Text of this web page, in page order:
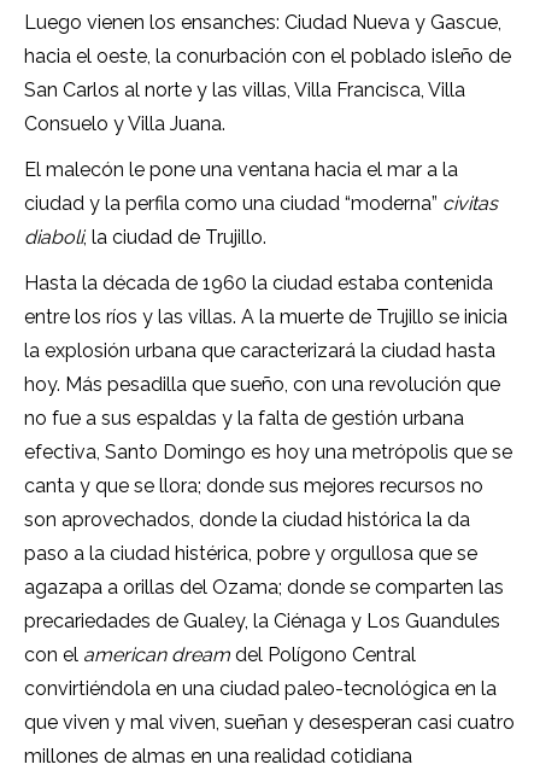
Luego vienen los ensanches: Ciudad Nueva y Gascue,
hacia el oeste, la conurbación con el poblado isleño de
San Carlos al norte y las villas, Villa Francisca, Villa
Consuelo y Villa Juana.
El malecón le pone una ventana hacia el mar a la
ciudad y la perfila como una ciudad “moderna” civitas
diaboli, la ciudad de Trujillo.
Hasta la década de 1960 la ciudad estaba contenida
entre los ríos y las villas. A la muerte de Trujillo se inicia
la explosión urbana que caracterizará la ciudad hasta
hoy. Más pesadilla que sueño, con una revolución que
no fue a sus espaldas y la falta de gestión urbana
efectiva, Santo Domingo es hoy una metrópolis que se
canta y que se llora; donde sus mejores recursos no
son aprovechados, donde la ciudad histórica la da
paso a la ciudad histérica, pobre y orgullosa que se
agazapa a orillas del Ozama; donde se comparten las
precariedades de Gualey, la Ciénaga y Los Guandules
con el american dream del Polígono Central
convirtiéndola en una ciudad paleo-tecnológica en la
que viven y mal viven, sueñan y desesperan casi cuatro
millones de almas en una realidad cotidiana